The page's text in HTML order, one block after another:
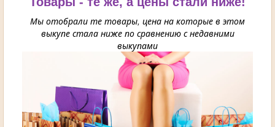
Мы отобрали те товары, цена на которые в этом
выкупе стала ниже по сравнению с недавними
выкупами